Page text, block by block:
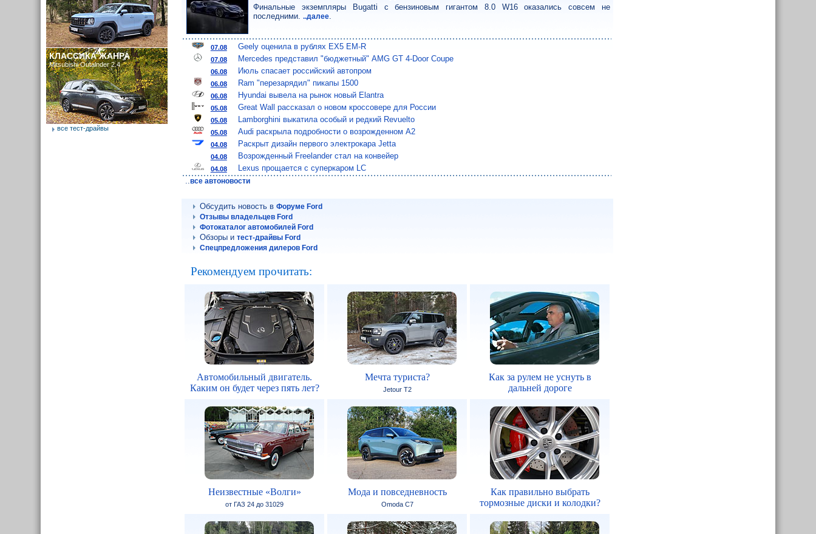
Финальные экземпляры Bugatti с бензиновым гигантом 8.0 W16 оказались совсем не
последними...далее
07.08 Geely оценила в рублях EX5 EM-R
07.08 Mercedes представил "бюджетный" AMG GT 4-Door Coupe
06.08 Июль спасает российский автопром
06.08 Ram "перезарядил" пикапы 1500
06.08 Hyundai вывела на рынок новый Elantra
05.08 Great Wall рассказал о новом кроссовере для России
05.08 Lamborghini выкатила особый и редкий Revuelto
05.08 Audi раскрыла подробности о возрожденном A2
04.08 Раскрыт дизайн первого электрокара Jetta
04.08 Возрожденный Freelander стал на конвейер
04.08
Lexus прощается с суперкаром LC
..все автоновости
Обсудить новость вФоруме Ford
Отзывы владельцев Ford
Фотокаталог автомобилей Ford
Обзоры итест-драйвы Ford
Спецпредложения дилеров Ford
Рекомендуем прочитать:
Автомобильный двигатель.
Каким он будет через пять лет?
Мечта туриста?
Jetour T2
Как за рулем не уснуть в
дальней дороге
Неизвестные «Волги»
от ГАЗ 24 до 31029
Мода и повседневность
Omoda C7
Как правильно выбрать
тормозные диски и колодки?
КЛАССИКА ЖАНРА
Mitsubishi Outalnder 2.4
все тест-драйвы